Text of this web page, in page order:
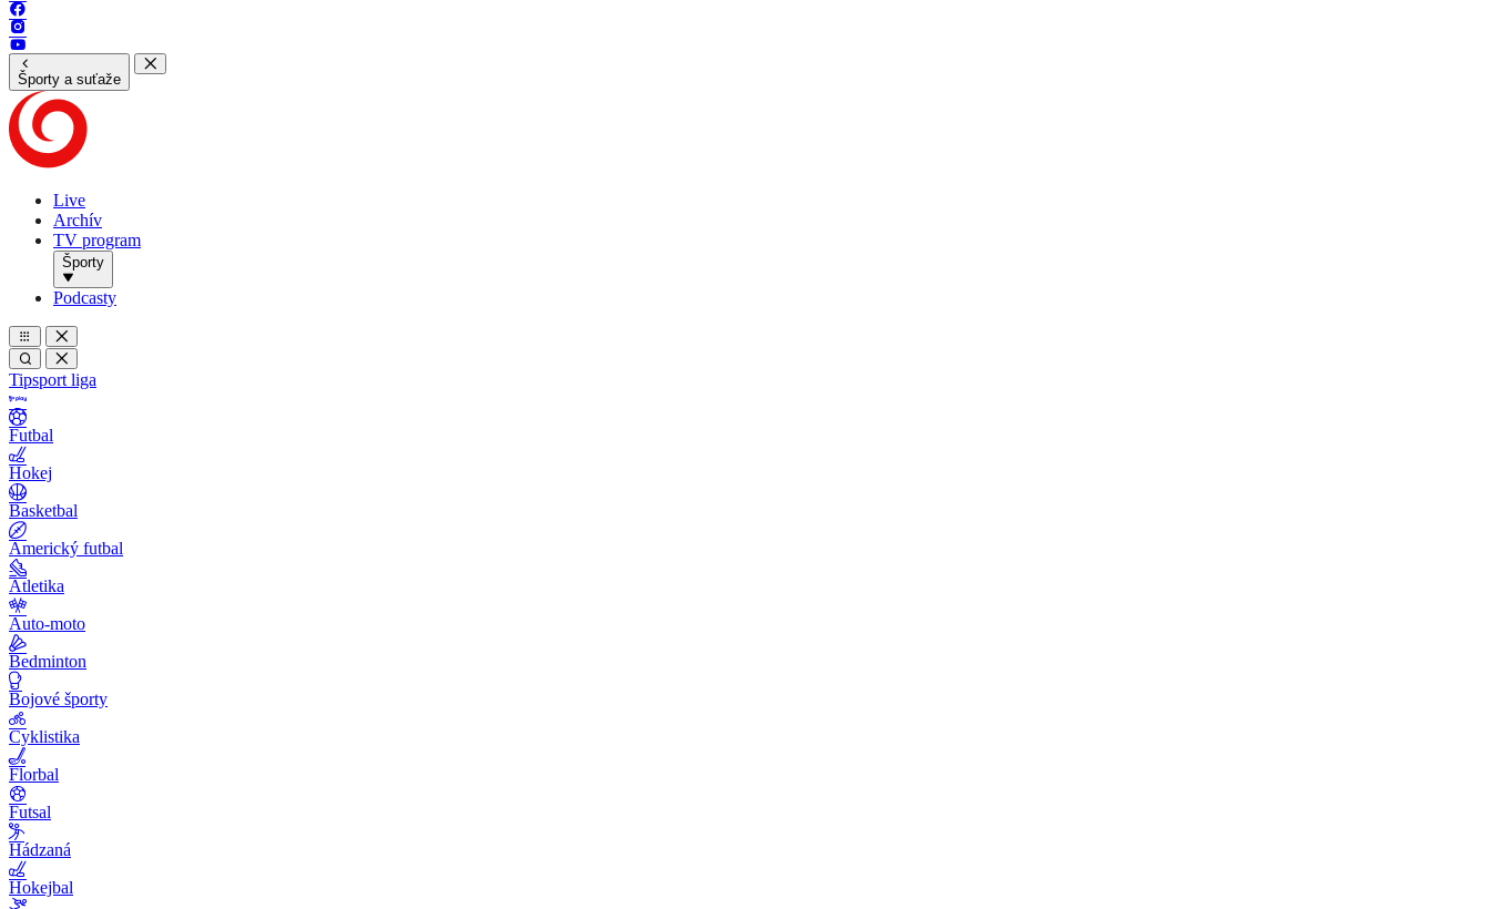
Športy a suťaže
Live
Archív
TV program
Športy
Podcasty
Tipsport liga
Futbal
Hokej
Basketbal
Americký futbal
Atletika
Auto-moto
Bedminton
Bojové športy
Cyklistika
Florbal
Futsal
Hádzaná
Hokejbal